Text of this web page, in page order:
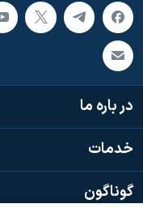
در باره ما
خدمات
گوناگون